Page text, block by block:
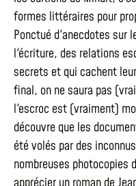
formes littéraires pour
Ponctué d'anecdotes sur
l'écriture, des relations
secrets et qui cachent
final, on ne saura pas
l'escroc est (vraiment)
découvre que les
été volés par des
nombreuses photocopies